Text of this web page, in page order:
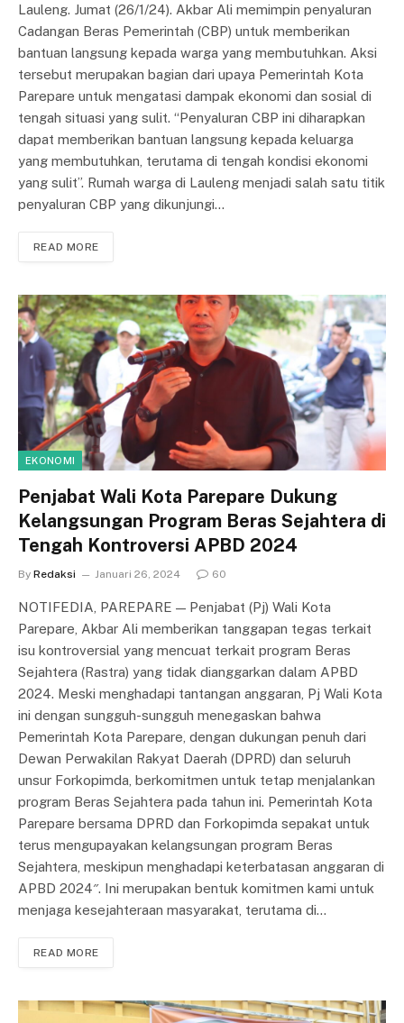
Lauleng. Jumat (26/1/24). Akbar Ali memimpin penyaluran
Cadangan Beras Pemerintah (CBP) untuk memberikan
bantuan langsung kepada warga yang membutuhkan. Aksi
tersebut merupakan bagian dari upaya Pemerintah Kota
Parepare untuk mengatasi dampak ekonomi dan sosial di
tengah situasi yang sulit. “Penyaluran CBP ini diharapkan
dapat memberikan bantuan langsung kepada keluarga
yang membutuhkan, terutama di tengah kondisi ekonomi
yang sulit”. Rumah warga di Lauleng menjadi salah satu titik
penyaluran CBP yang dikunjungi…
READ MORE
EKONOMI
Penjabat Wali Kota Parepare Dukung
Kelangsungan Program Beras Sejahtera di
Tengah Kontroversi APBD 2024
By Redaksi Januari 26, 2024 60
NOTIFEDIA, PAREPARE — Penjabat (Pj) Wali Kota
Parepare, Akbar Ali memberikan tanggapan tegas terkait
isu kontroversial yang mencuat terkait program Beras
Sejahtera (Rastra) yang tidak dianggarkan dalam APBD
2024. Meski menghadapi tantangan anggaran, Pj Wali Kota
ini dengan sungguh-sungguh menegaskan bahwa
Pemerintah Kota Parepare, dengan dukungan penuh dari
Dewan Perwakilan Rakyat Daerah (DPRD) dan seluruh
unsur Forkopimda, berkomitmen untuk tetap menjalankan
program Beras Sejahtera pada tahun ini. Pemerintah Kota
Parepare bersama DPRD dan Forkopimda sepakat untuk
terus mengupayakan kelangsungan program Beras
Sejahtera, meskipun menghadapi keterbatasan anggaran di
APBD 2024″. Ini merupakan bentuk komitmen kami untuk
menjaga kesejahteraan masyarakat, terutama di…
READ MORE